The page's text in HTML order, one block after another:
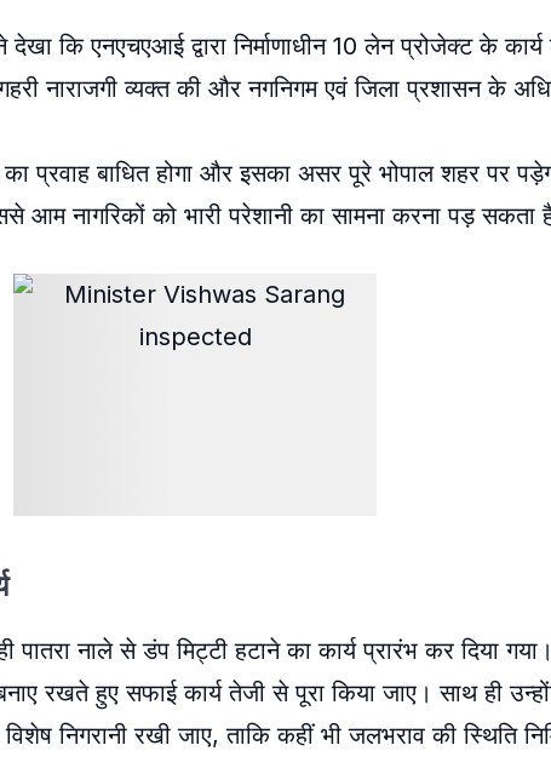
देखा कि एनएचएआई द्वारा निर्माणाधीन 10 लेन प्रोजेक्ट के
नाराजगी व्यक्त की और नगनिगम एवं जिला प्रशासन के
का प्रवाह बाधित होगा और इसका असर पूरे भोपाल शहर पर
आम नागरिकों को भारी परेशानी का सामना करना पड़ सकता
पातरा नाले से डंप मिट्टी हटाने का कार्य प्रारंभ कर दिया
रखते हुए सफाई कार्य तेजी से पूरा किया जाए। साथ ही
निगरानी रखी जाए, ताकि कहीं भी जलभराव की स्थिति